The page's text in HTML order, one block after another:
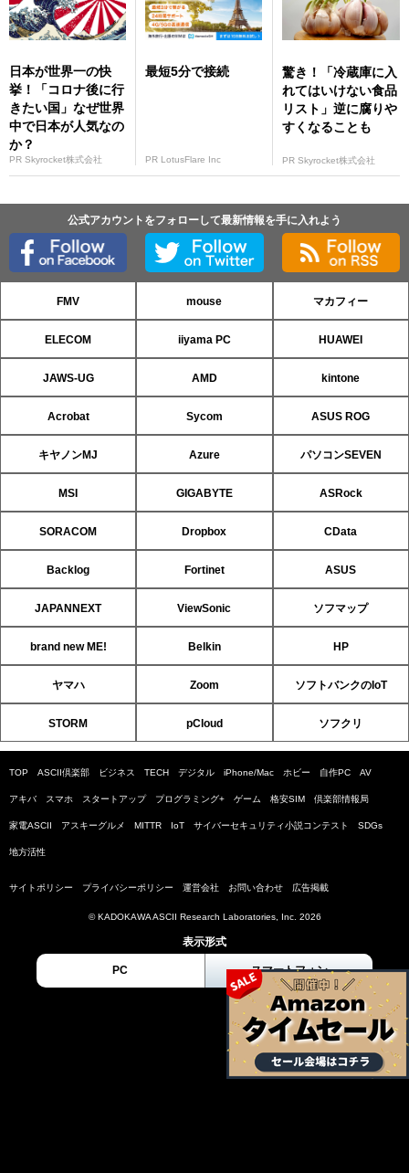
日本が世界一の快
挙！「コロナ後に行
きたい国」なぜ世界
中で日本が人気なの
か？
PR Skyrocket株式会社
最短5分で接続
PR LotusFlare Inc
驚き！「冷蔵庫に入
れてはいけない食品
リスト」逆に腐りや
すくなることも
PR Skyrocket株式会社
公式アカウントをフォローして最新情報を手に入れよう
FMV mouse マカフィー
ELECOM iiyama PC HUAWEI
JAWS-UG AMD kintone
Acrobat Sycom ASUS ROG
キヤノンMJ Azure パソコンSEVEN
MSI GIGABYTE ASRock
SORACOM Dropbox CData
Backlog Fortinet ASUS
JAPANNEXT ViewSonic ソフマップ
brand new ME! Belkin HP
ヤマハ Zoom ソフトバンクのIoT
STORM pCloud ソフクリ
TOP ASCII倶楽部 ビジネス TECH デジタル iPhone/Mac ホビー 自作PC AV
アキバ スマホ スタートアップ プログラミング+ ゲーム 格安SIM 倶楽部情報局
家電ASCII アスキーグルメ MITTR IoT サイバーセキュリティ小説コンテスト SDGs
地方活性
サイトポリシー プライバシーポリシー 運営会社 お問い合わせ 広告掲載
© KADOKAWA ASCII Research Laboratories, Inc. 2026
表示形式
PC スマートフォン